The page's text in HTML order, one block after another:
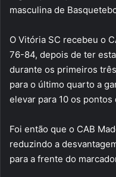
masculina de
O Vitória SC recebeu o
76-84, depois de ter
durante os primeiros
para o último quarto a
elevar para 10 os pontos
Foi então que o CAB
reduzindo a
para a frente do